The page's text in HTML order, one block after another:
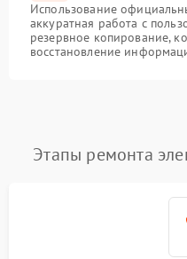
Использование
аккуратная работа с
резервное копирование,
восстановление
Этапы ремонта